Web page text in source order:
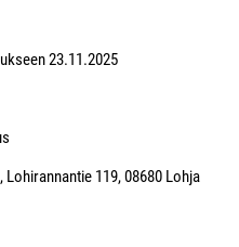
23.11.2025
119, 08680 Lohja